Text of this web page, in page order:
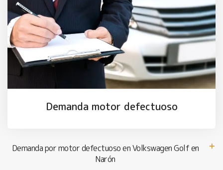
Demanda motor defectuoso
Demanda por motor defectuoso en Volkswagen Golf en
Narón